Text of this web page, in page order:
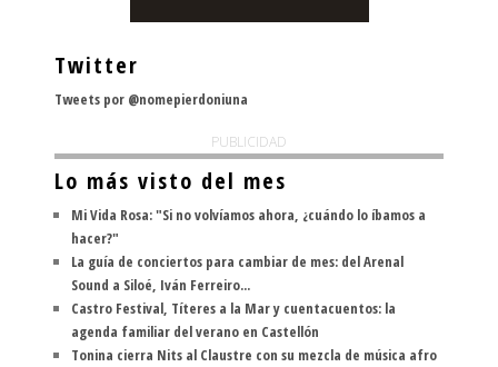
Twitter
Tweets por @nomepierdoniuna
PUBLICIDAD
Lo más visto del mes
Mi Vida Rosa: "Si no volvíamos ahora, ¿cuándo lo íbamos a
hacer?"
La guía de conciertos para cambiar de mes: del Arenal
Sound a Siloé, Iván Ferreiro...
Castro Festival, Títeres a la Mar y cuentacuentos: la
agenda familiar del verano en Castellón
Tonina cierra Nits al Claustre con su mezcla de música afro